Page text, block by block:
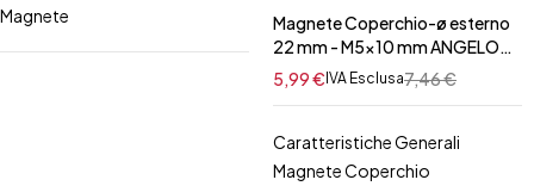
Magnete
Magnete Coperchio-ø esterno
22 mm - M5x10 mm ANGELO
PO/BERTO'S
7,46€
5,99€IVA Esclusa
Caratteristiche Generali
Magnete Coperchio